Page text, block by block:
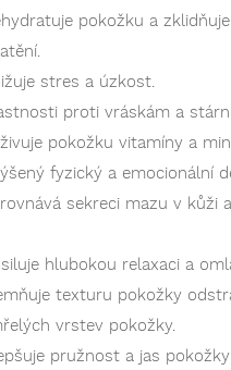
pokožku a
stres a úzkost.
proti vráskám a
pokožku vitamíny a
fyzický a emocionální
sekreci mazu v kůži
hlubokou relaxaci a
texturu pokožky
vrstev pokožky.
pružnost a jas pokožky